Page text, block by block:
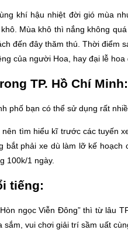
khí hậu nhiệt đời gió mùa
Mùa khô thì nắng không
đến đây thăm thú. Thời điểm
của người Hoa, hay đại lễ
TP. Hồ Chí Minh:
phố bạn có thể sử dụng rất
nên tìm hiểu kĩ trước các tuyến
bắt phải xe dù làm lỡ kế
100k/1 ngày.
tiếng:
ngọc Viễn Đông” thì từ lâu
sắm, vui chơi giải trí sầm uất